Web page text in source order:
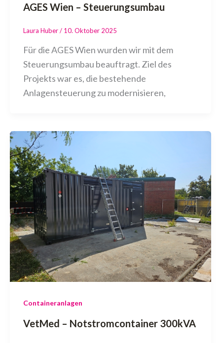
AGES Wien – Steuerungsumbau
Laura Huber/ 10. Oktober 2025
Für die AGES Wien wurden wir mit dem
Steuerungsumbau beauftragt. Ziel des
Projekts war es, die bestehende
Anlagensteuerung zu modernisieren,
Containeranlagen
VetMed – Notstromcontainer 300kVA